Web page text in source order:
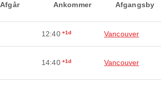
Afgår Ankommer Afgangsby
12:40 +1d Vancouver
14:40 +1d Vancouver